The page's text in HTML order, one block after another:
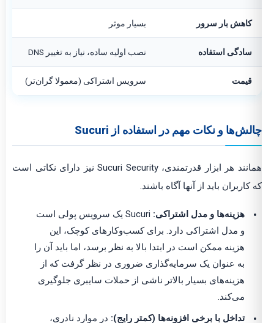
کاهش بار سرور بسیار موثر
سادگی استفاده نصب اولیه ساده، نیاز به تغییر DNS
قیمت سرویس اشتراکی (معمولا گران‌تر)
چالش‌ها و نکات مهم در استفاده از Sucuri
همانند هر ابزار قدرتمندی، Sucuri Security نیز دارای نکاتی است
که کاربران باید از آنها آگاه باشند.
هزینه‌ها و مدل اشتراکی:
Sucuri یک سرویس پولی است
و مدل اشتراکی دارد. برای کسب‌وکارهای کوچک، این
هزینه ممکن است در ابتدا بالا به نظر برسد، اما باید آن را
به عنوان یک سرمایه‌گذاری ضروری در نظر گرفت که از
هزینه‌های بسیار بالاتر ناشی از حملات سایبری جلوگیری
می‌کند.
تداخل با برخی افزونه‌ها (کمتر رایج): در موارد نادری،